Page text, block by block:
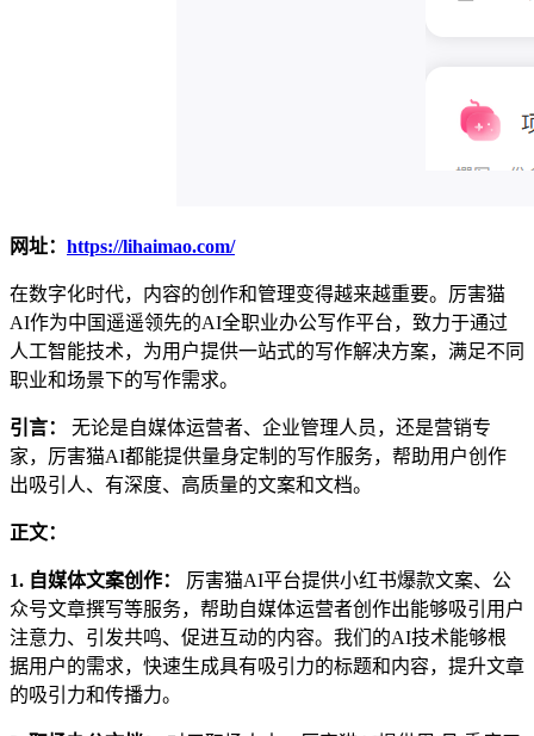
网址： https://lihaimao.com/
在数字化时代，内容的创作和管理变得越来越重要。厉害猫
AI作为中国遥遥领先的AI全职业办公写作平台，致力于通过
人工智能技术，为用户提供一站式的写作解决方案，满足不同
职业和场景下的写作需求。
引言：
无论是自媒体运营者、企业管理人员，还是营销专
家，厉害猫AI都能提供量身定制的写作服务，帮助用户创作
出吸引人、有深度、高质量的文案和文档。
正文：
1. 自媒体文案创作：
厉害猫AI平台提供小红书爆款文案、公
众号文章撰写等服务，帮助自媒体运营者创作出能够吸引用户
注意力、引发共鸣、促进互动的内容。我们的AI技术能够根
据用户的需求，快速生成具有吸引力的标题和内容，提升文章
的吸引力和传播力。